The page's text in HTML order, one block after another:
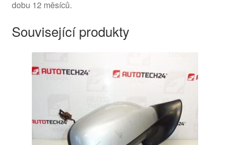
dobu 12 měsíců.
Související produkty